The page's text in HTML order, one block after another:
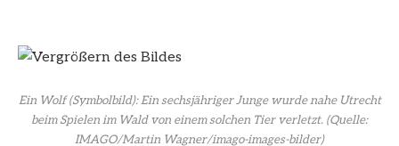
Ein Wolf (Symbolbild): Ein sechsjähriger Junge wurde nahe Utrecht
beim Spielen im Wald von einem solchen Tier verletzt. (Quelle:
IMAGO/Martin Wagner/imago-images-bilder)